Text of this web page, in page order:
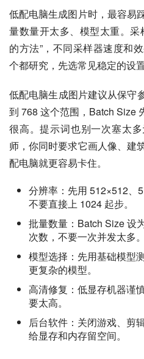
低配电脑生成图片时，最容易
量数量开太多、模型太重。
的方法”，不同采样器速度和
个都研究，先选常见稳定的设
低配电脑生成图片建议从保守
到 768 这个范围，Batch Size
很高。提示词也别一次塞太
师，你同时要求它画人像、建
配电脑就更容易卡住。
分辨率：先用 512×512、
不要直接上 1024 起步。
批量数量：Batch Size 设
次数，不要一次并发太多。
模型选择：先用基础模型
更复杂的模型。
高清修复：低显存机器谨
要太高。
后台软件：关闭游戏、剪
给显存和内存留空间。